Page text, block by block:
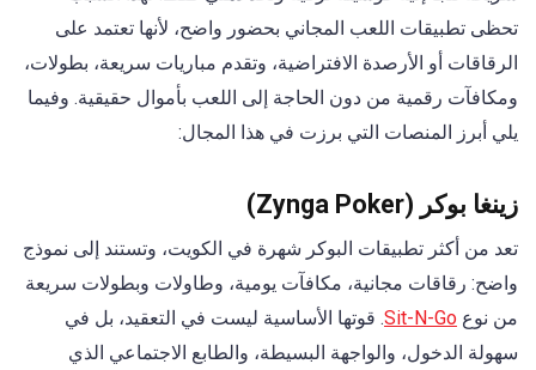
تحظى تطبيقات اللعب المجاني بحضور واضح، لأنها تعتمد على
الرقاقات أو الأرصدة الافتراضية، وتقدم مباريات سريعة، بطولات،
ومكافآت رقمية من دون الحاجة إلى اللعب بأموال حقيقية. وفيما
يلي أبرز المنصات التي برزت في هذا المجال:
زينغا بوكر (Zynga Poker)
تعد من أكثر تطبيقات البوكر شهرة في الكويت، وتستند إلى نموذج
واضح: رقاقات مجانية، مكافآت يومية، وطاولات وبطولات سريعة
من نوع Sit-N-Go. قوتها الأساسية ليست في التعقيد، بل في
سهولة الدخول، والواجهة البسيطة، والطابع الاجتماعي الذي